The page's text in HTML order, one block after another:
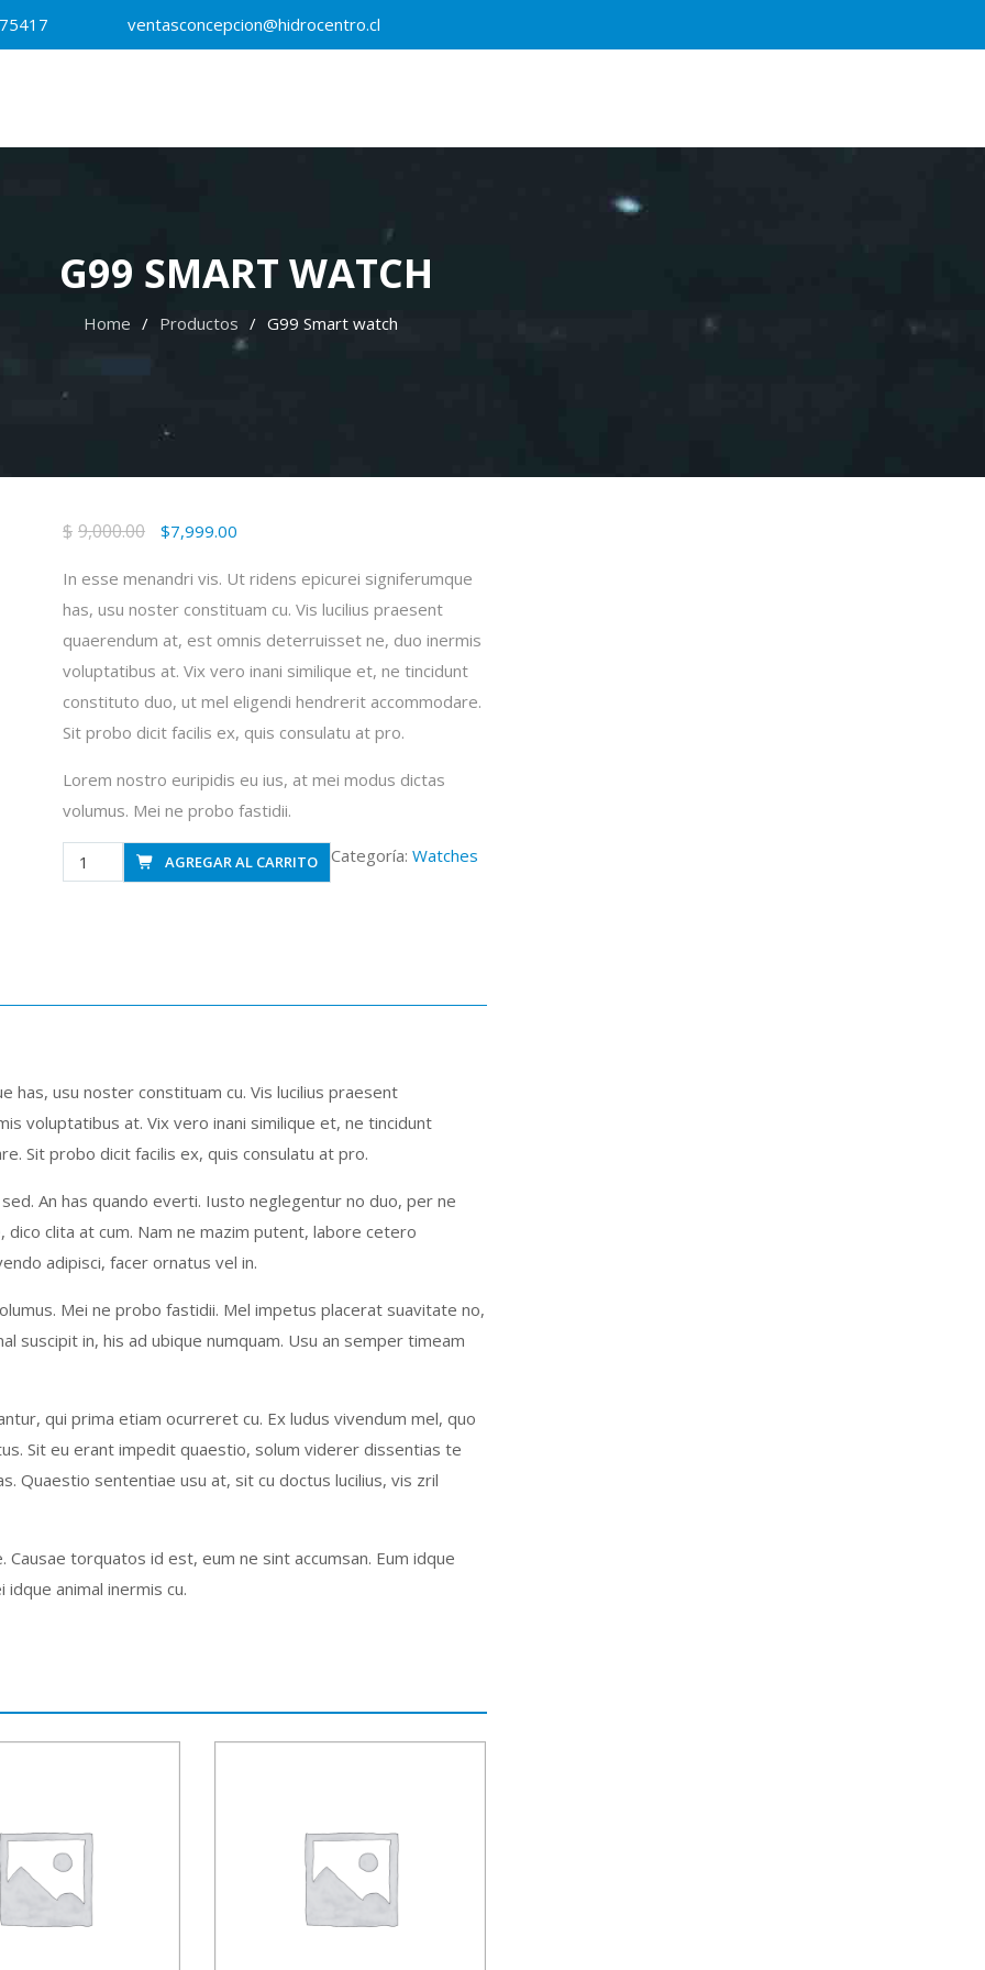
ventasconcepcion@hidrocentro.cl
G99 SMART WATCH
Home Productos G99 Smart watch
$ 9,000.00
El
original
era:
$9,000.00.
$7,999.00
actual
es:
$7,999.00.
In esse menandri vis. Ut ridens epicurei signiferumque
has, usu noster constituam cu. Vis lucilius praesent
quaerendum at, est omnis deterruisset ne, duo inermis
voluptatibus at. Vix vero inani similique et, ne tincidunt
constituto duo, ut mel eligendi hendrerit accommodare.
Sit probo dicit facilis ex, quis consulatu at pro.
Lorem nostro euripidis eu ius, at mei modus dictas
volumus. Mei ne probo fastidii.
G99
Smart
AGREGAR AL CARRITO Categoría: Watches
has, usu noster constituam cu. Vis lucilius praesent
voluptatibus at. Vix vero inani similique et, ne tincidunt
Sit probo dicit facilis ex, quis consulatu at pro.
An has quando everti. Iusto neglegentur no duo, per ne
clita at cum. Nam ne mazim putent, labore cetero
adipisci, facer ornatus vel in.
Mei ne probo fastidii. Mel impetus placerat suavitate no,
suscipit in, his ad ubique numquam. Usu an semper timeam
qui prima etiam ocurreret cu. Ex ludus vivendum mel, quo
Sit eu erant impedit quaestio, solum viderer dissentias te
Quaestio sententiae usu at, sit cu doctus lucilius, vis zril
torquatos id est, eum ne sint accumsan. Eum idque
animal inermis cu.